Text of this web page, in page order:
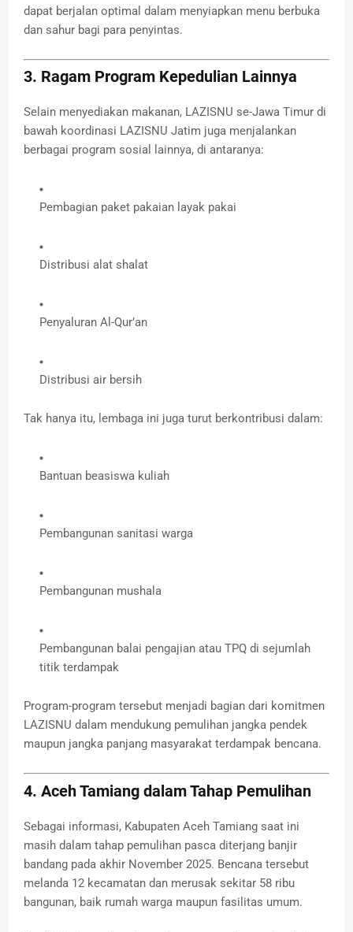
dapat berjalan optimal dalam menyiapkan menu berbuka
dan sahur bagi para penyintas.
3. Ragam Program Kepedulian Lainnya
Selain menyediakan makanan, LAZISNU se-Jawa Timur di
bawah koordinasi LAZISNU Jatim juga menjalankan
berbagai program sosial lainnya, di antaranya:
Pembagian paket pakaian layak pakai
Distribusi alat shalat
Penyaluran Al-Qur’an
Distribusi air bersih
Tak hanya itu, lembaga ini juga turut berkontribusi dalam:
Bantuan beasiswa kuliah
Pembangunan sanitasi warga
Pembangunan mushala
Pembangunan balai pengajian atau TPQ di sejumlah
titik terdampak
Program-program tersebut menjadi bagian dari komitmen
LAZISNU dalam mendukung pemulihan jangka pendek
maupun jangka panjang masyarakat terdampak bencana.
4. Aceh Tamiang dalam Tahap Pemulihan
Sebagai informasi, Kabupaten Aceh Tamiang saat ini
masih dalam tahap pemulihan pasca diterjang banjir
bandang pada akhir November 2025. Bencana tersebut
melanda 12 kecamatan dan merusak sekitar 58 ribu
bangunan, baik rumah warga maupun fasilitas umum.